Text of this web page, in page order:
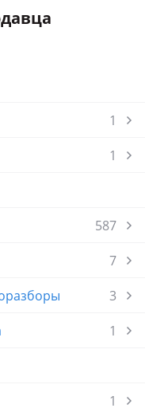
1
1
587
7
3
1
1